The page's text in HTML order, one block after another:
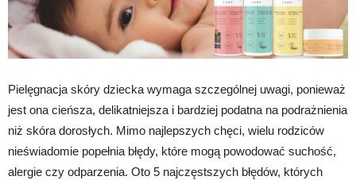
Pielęgnacja skóry dziecka wymaga szczególnej uwagi, ponieważ
jest ona cieńsza, delikatniejsza i bardziej podatna na podrażnienia
niż skóra dorosłych. Mimo najlepszych chęci, wielu rodziców
nieświadomie popełnia błędy, które mogą powodować suchość,
alergie czy odparzenia. Oto 5 najczęstszych błędów, których